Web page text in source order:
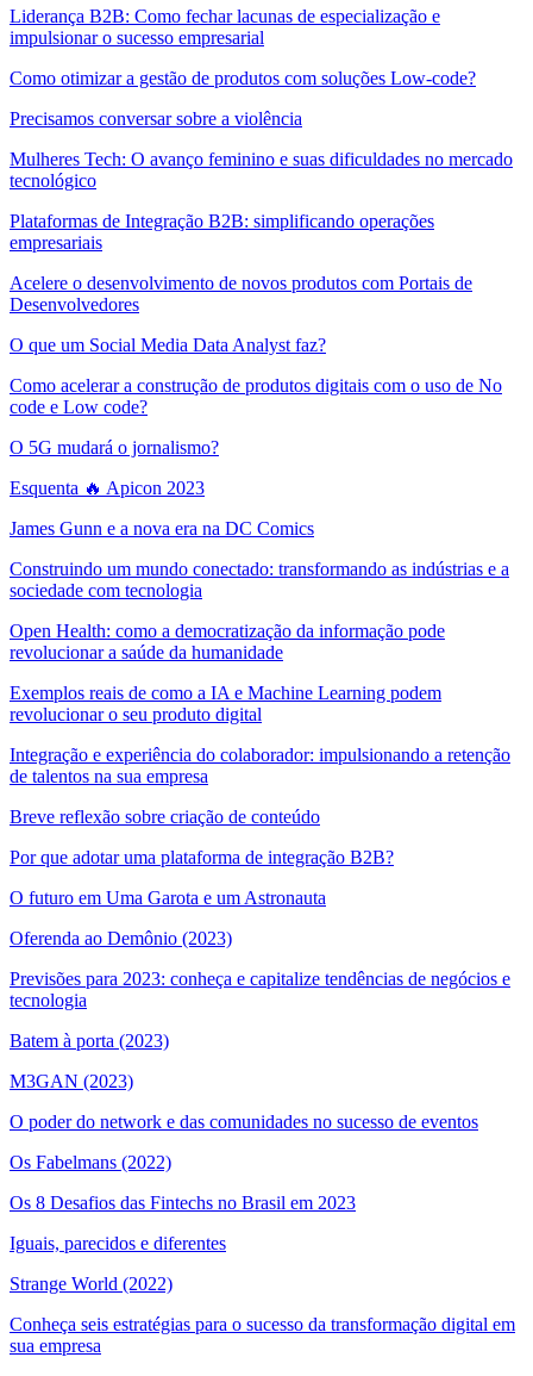
Liderança B2B: Como fechar lacunas de especialização e
impulsionar o sucesso empresarial
Como otimizar a gestão de produtos com soluções Low-code?
Precisamos conversar sobre a violência
Mulheres Tech: O avanço feminino e suas dificuldades no mercado
tecnológico
Plataformas de Integração B2B: simplificando operações
empresariais
Acelere o desenvolvimento de novos produtos com Portais de
Desenvolvedores
O que um Social Media Data Analyst faz?
Como acelerar a construção de produtos digitais com o uso de No
code e Low code?
O 5G mudará o jornalismo?
Esquenta 🔥 Apicon 2023
James Gunn e a nova era na DC Comics
Construindo um mundo conectado: transformando as indústrias e a
sociedade com tecnologia
Open Health: como a democratização da informação pode
revolucionar a saúde da humanidade
Exemplos reais de como a IA e Machine Learning podem
revolucionar o seu produto digital
Integração e experiência do colaborador: impulsionando a retenção
de talentos na sua empresa
Breve reflexão sobre criação de conteúdo
Por que adotar uma plataforma de integração B2B?
O futuro em Uma Garota e um Astronauta
Oferenda ao Demônio (2023)
Previsões para 2023: conheça e capitalize tendências de negócios e
tecnologia
Batem à porta (2023)
M3GAN (2023)
O poder do network e das comunidades no sucesso de eventos
Os Fabelmans (2022)
Os 8 Desafios das Fintechs no Brasil em 2023
Iguais, parecidos e diferentes
Strange World (2022)
Conheça seis estratégias para o sucesso da transformação digital em
sua empresa